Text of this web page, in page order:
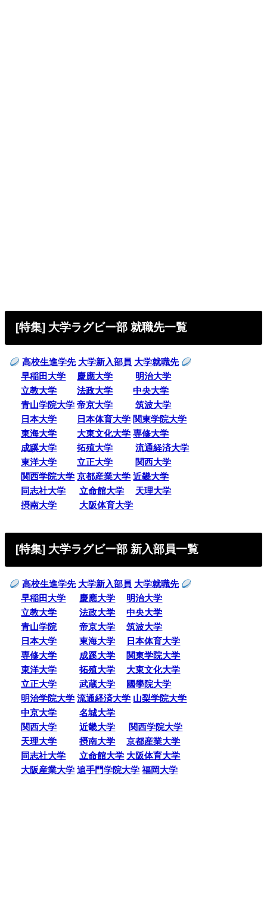
[特集] 大学ラグビー部 就職先一覧
高校生進学先 大学新入部員 大学就職先
早稲田大学
慶應大学
明治大学
立教大学
法政大学
中央大学
青山学院大学 帝京大学
筑波大学
日本大学
日本体育大学 関東学院大学
東海大学
大東文化大学 専修大学
成蹊大学
拓殖大学
流通経済大学
東洋大学
立正大学
関西大学
関西学院大学 京都産業大学 近畿大学
同志社大学
立命館大学
天理大学
摂南大学
大阪体育大学
[特集] 大学ラグビー部 新入部員一覧
高校生進学先 大学新入部員 大学就職先
早稲田大学
慶應大学
明治大学
立教大学
法政大学
中央大学
青山学院
帝京大学
筑波大学
日本大学
東海大学
日本体育大学
専修大学
成蹊大学
関東学院大学
東洋大学
拓殖大学
大東文化大学
立正大学
武蔵大学
國學院大学
明治学院大学 流通経済大学 山梨学院大学
中京大学
名城大学
関西大学
近畿大学
関西学院大学
天理大学
摂南大学
京都産業大学
同志社大学
立命館大学 大阪体育大学
大阪産業大学 追手門学院大学 福岡大学